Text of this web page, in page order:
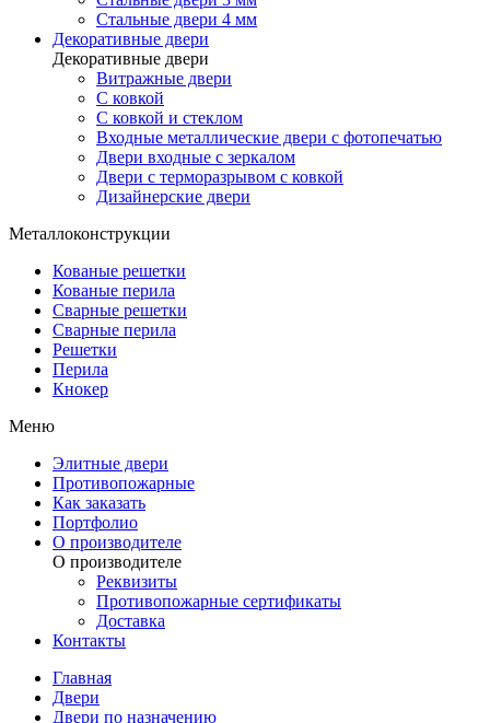
Стальные двери 4 мм
Декоративные двери
Декоративные двери
Витражные двери
С ковкой
С ковкой и стеклом
Входные металлические двери с фотопечатью
Двери входные с зеркалом
Двери с терморазрывом с ковкой
Дизайнерские двери
Металлоконструкции
Кованые решетки
Кованые перила
Сварные решетки
Сварные перила
Решетки
Перила
Кнокер
Меню
Элитные двери
Противопожарные
Как заказать
Портфолио
О производителе
О производителе
Реквизиты
Противопожарные сертификаты
Доставка
Контакты
Главная
Двери
Двери по назначению